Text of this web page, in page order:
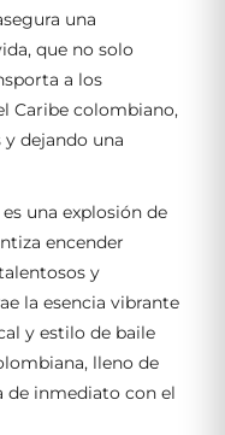
una
que no solo
a los
Caribe colombiano,
dejando una
una explosión de
encender
y
la esencia vibrante
y estilo de baile
lleno de
de inmediato con el